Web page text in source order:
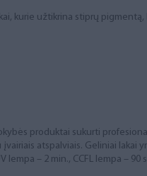
kurie užtikrina stiprų
produktai sukurti
atspalviais. Geliniai lakai
lempa – 2 min., CCFL lempa – 90